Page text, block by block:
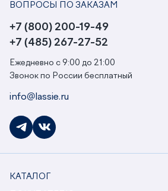
ВОПРОСЫ ПО ЗАКАЗАМ
+7 (800) 200-19-49
+7 (485) 267-27-52
Ежедневно с 9:00 до 21:00
Звонок по России бесплатный
info@lassie.ru
КАТАЛОГ